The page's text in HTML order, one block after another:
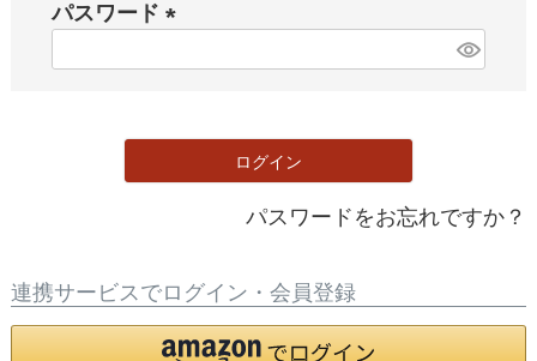
パスワード
)
ログイン
パスワードをお忘れですか？
連携サービスでログイン・会員登録